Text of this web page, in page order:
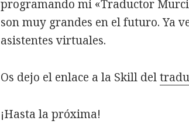
programando mi «Traductor
son muy grandes en el futuro. Ya
asistentes virtuales.
Os dejo el enlace a la Skill del
¡Hasta la próxima!